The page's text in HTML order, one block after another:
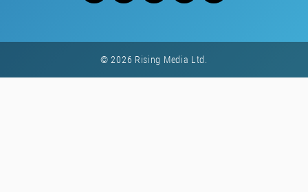
© 2026 Rising Media Ltd.